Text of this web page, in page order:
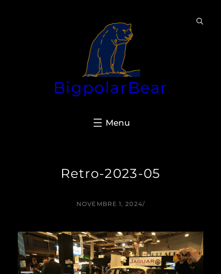
BigpolarBear
Retro-2023-05
NOVEMBRE 1, 2024/